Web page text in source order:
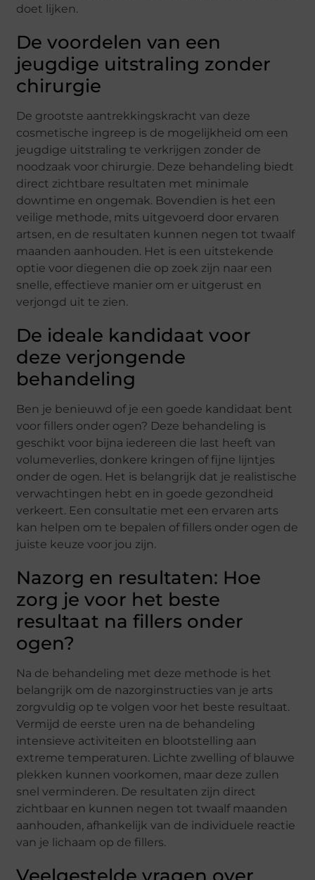
doet lijken.
De voordelen van een
jeugdige uitstraling zonder
chirurgie
De grootste aantrekkingskracht van deze
cosmetische ingreep is de mogelijkheid om een
jeugdige uitstraling te verkrijgen zonder de
noodzaak voor chirurgie. Deze behandeling biedt
direct zichtbare resultaten met minimale
downtime en ongemak. Bovendien is het een
veilige methode, mits uitgevoerd door ervaren
artsen, en de resultaten kunnen negen tot twaalf
maanden aanhouden. Het is een uitstekende
optie voor diegenen die op zoek zijn naar een
snelle, effectieve manier om er uitgerust en
verjongd uit te zien.
De ideale kandidaat voor
deze verjongende
behandeling
Ben je benieuwd of je een goede kandidaat bent
voor fillers onder ogen? Deze behandeling is
geschikt voor bijna iedereen die last heeft van
volumeverlies, donkere kringen of fijne lijntjes
onder de ogen. Het is belangrijk dat je realistische
verwachtingen hebt en in goede gezondheid
verkeert. Een consultatie met een ervaren arts
kan helpen om te bepalen of fillers onder ogen de
juiste keuze voor jou zijn.
Nazorg en resultaten: Hoe
zorg je voor het beste
resultaat na fillers onder
ogen?
Na de behandeling met deze methode is het
belangrijk om de nazorginstructies van je arts
zorgvuldig op te volgen voor het beste resultaat.
Vermijd de eerste uren na de behandeling
intensieve activiteiten en blootstelling aan
extreme temperaturen. Lichte zwelling of blauwe
plekken kunnen voorkomen, maar deze zullen
snel verminderen. De resultaten zijn direct
zichtbaar en kunnen negen tot twaalf maanden
aanhouden, afhankelijk van de individuele reactie
van je lichaam op de fillers.